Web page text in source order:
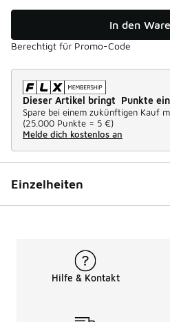
In den
Berechtigt für Promo-Code
Dieser Artikel bringt Punkte
Spare bei einem zukünftigen Kauf
(25.000 Punkte = 5 €)
Melde dich kostenlos an
Einzelheiten
Hilfe & Kontakt